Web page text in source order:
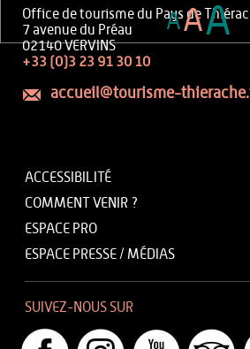
Office de tourisme du Pays de
7 avenue du Préau
02140 VERVINS
+33 (0)3 23 91 30 10
accueil@tourisme-
ACCESSIBILITÉ
COMMENT VENIR ?
ESPACE PRO
ESPACE PRESSE / MÉDIAS
SUIVEZ-NOUS SUR
AAA